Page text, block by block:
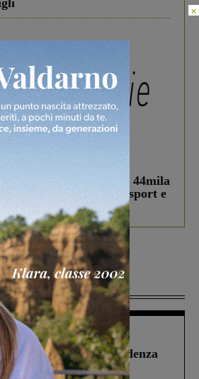
Smart Cities, oltre 44mila
torna il bando per lo sport e
Estrair
1 Agosto 2026
finanziata oltre la scadenza
Fratelli d’Italia: “Un
×